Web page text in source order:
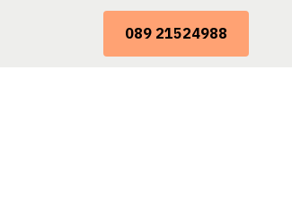
089 21524988